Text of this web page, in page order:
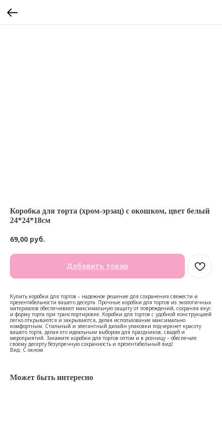
Коробка для торта (хром-эрзац) с окошком, цвет белый
24*24*18см
69,00 руб.
Добавить товар
Купить коробки для тортов – надежное решение для сохранения свежести и
презентабельности вашего десерта. Прочные коробки для тортов из экологичных
материалов обеспечивают максимальную защиту от повреждений, сохраняя вкус
и форму торта при транспортировке. Коробки для тортов с удобной конструкцией
легко открываются и закрываются, делая использование максимально
комфортным. Стильный и элегантный дизайн упаковки подчеркнет красоту
вашего торта, делая его идеальным выбором для праздников, свадеб и
мероприятий. Закажите коробки для тортов оптом и в розницу – обеспечьте
своему десерту безупречную сохранность и презентабельный вид!
Вид: С окном
Может быть интересно